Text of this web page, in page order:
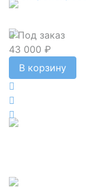
Под заказ
43 000 ₽
В корзину